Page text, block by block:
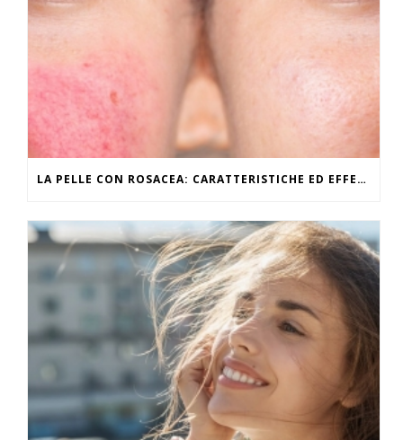
LA PELLE CON ROSACEA: CARATTERISTICHE ED EFFETTI DEL CALDO